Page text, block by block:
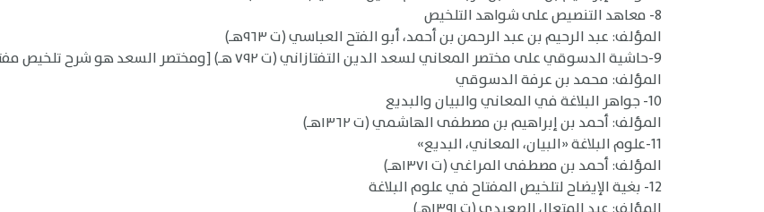
8- معاهد التنصيص على شواهد التلخيص
المؤلف: عبد الرحيم بن عبد الرحمن بن أحمد، أبو الفتح العباسي (ت ٩٦٣هـ)
9-حاشية الدسوقي على مختصر المعاني لسعد الدين التفتازاني (ت ٧٩٢ هـ) [ومختصر السعد هو شرح تلخيص مفتاح العلوم لجلال الدين القزويني]
المؤلف: محمد بن عرفة الدسوقي
10- جواهر البلاغة في المعاني والبيان والبديع
المؤلف: أحمد بن إبراهيم بن مصطفى الهاشمي (ت ١٣٦٢هـ)
11-علوم البلاغة «البيان، المعاني، البديع»
المؤلف: أحمد بن مصطفى المراغي (ت ١٣٧١هـ)
12- بغية الإيضاح لتلخيص المفتاح في علوم البلاغة